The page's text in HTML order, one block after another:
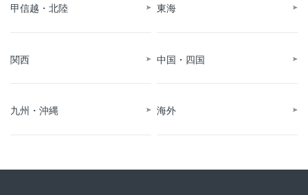
甲信越・北陸 東海
関西 中国・四国
九州・沖縄 海外